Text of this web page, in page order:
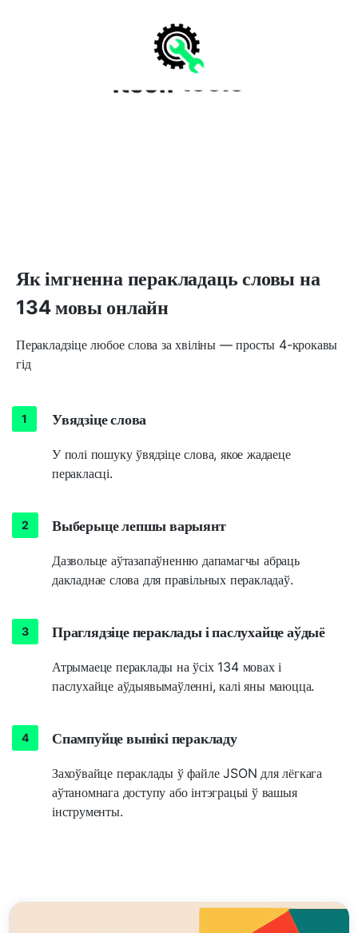
Як імгненна перакладаць словы на
134 мовы онлайн
Перакладзіце любое слова за хвіліны — просты 4-крокавы
гід
Увядзіце слова
У полі пошуку ўвядзіце слова, якое жадаеце
перакласці.
Выберыце лепшы варыянт
Дазвольце аўтазапаўненню дапамагчы абраць
дакладнае слова для правільных перакладаў.
Праглядзіце пераклады і паслухайце аўдыё
Атрымаеце пераклады на ўсіх 134 мовах і
паслухайце аўдыявымаўленні, калі яны маюцца.
Спампуйце вынікі перакладу
Захоўвайце пераклады ў файле JSON для лёгкага
аўтаномнага доступу або інтэграцыі ў вашыя
інструменты.